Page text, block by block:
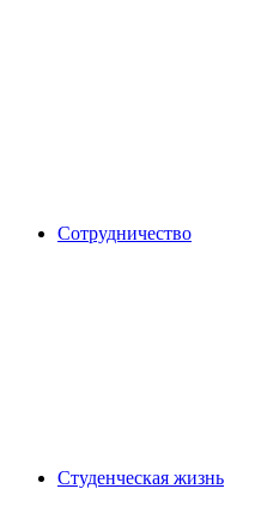
Сотрудничество
Студенческая жизнь